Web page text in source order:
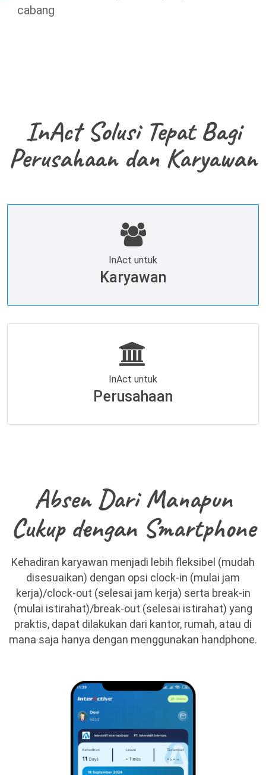
cabang
InAct Solusi Tepat Bagi
Perusahaan dan Karyawan
InAct untuk
Karyawan
InAct untuk
Perusahaan
Absen Dari Manapun
Cukup dengan Smartphone
Kehadiran karyawan menjadi lebih fleksibel (mudah
disesuaikan) dengan opsi clock-in (mulai jam
kerja)/clock-out (selesai jam kerja) serta break-in
(mulai istirahat)/break-out (selesai istirahat) yang
praktis, dapat dilakukan dari kantor, rumah, atau di
mana saja hanya dengan menggunakan handphone.